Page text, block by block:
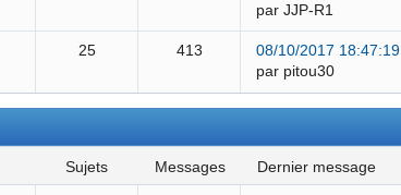
par JJP-R1
25 413
08/10/2017 18:47:19
par pitou30
sujets messages dernier message